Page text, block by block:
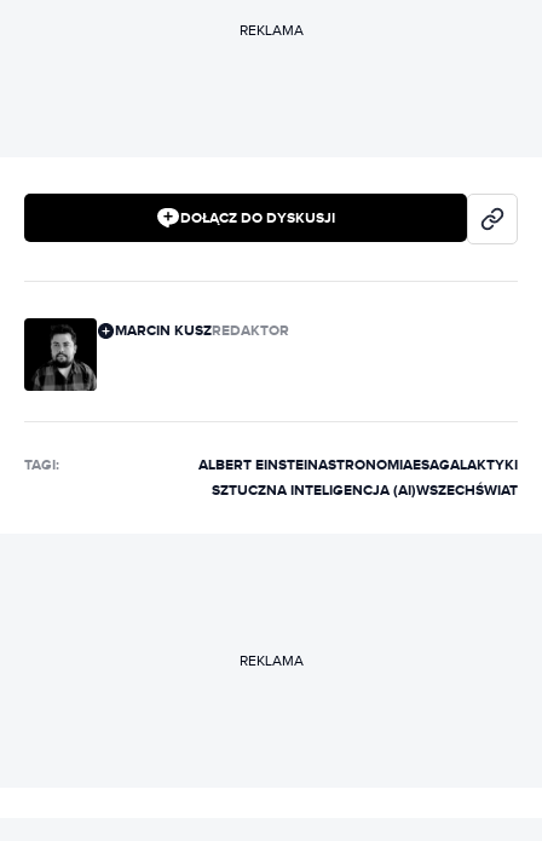
REKLAMA
DOŁĄCZ DO DYSKUSJI
MARCIN KUSZREDAKTOR
TAGI: ALBERT EINSTEINASTRONOMIAESAGALAKTYKI
SZTUCZNA INTELIGENCJA (AI)WSZECHŚWIAT
REKLAMA